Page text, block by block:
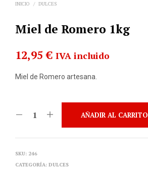
INICIO / DULCES
Miel de Romero 1kg
12,95€ IVA incluido
Miel de Romero artesana.
AÑADIR AL CARRITO
SKU: 246
CATEGORÍA: DULCES